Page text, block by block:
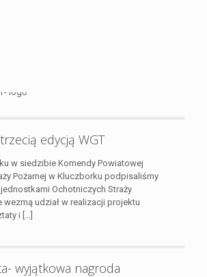
edycją WGT
w siedzibie Komendy Powiatowej
Pożarnej w Kluczborku podpisaliśmy
Ochotniczych Straży
wezmą udział w realizacji projektu
i […]
wyjątkowa nagroda